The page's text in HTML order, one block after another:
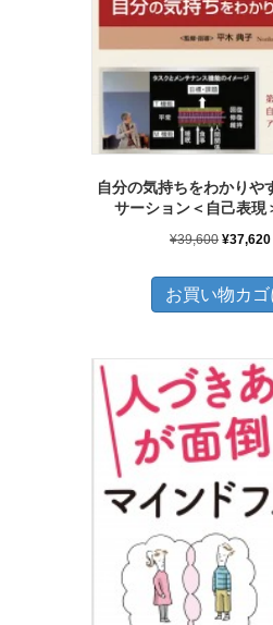
自分の気持ちをわかりや
サーション＜自己表現
¥39,600 元
価
格
¥39,600
で
し
た。
¥37,620
お買い物カ